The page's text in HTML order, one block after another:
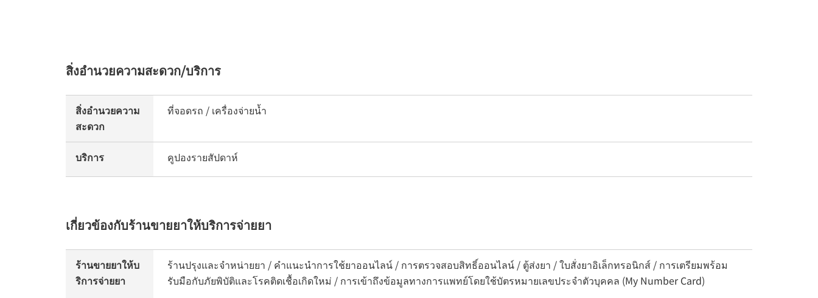
สิ่งอำนวยความสะดวก/บริการ
สิ่งอำนวยความ
สะดวก
ที่จอดรถ / เครื่องจ่ายน้ำ
บริการ คูปองรายสัปดาห์
เกี่ยวข้องกับร้านขายยาให้บริการจ่ายยา
ร้านขายยาให้บ
ริการจ่ายยา
ร้านปรุงและจำหน่ายยา / คำแนะนำการใช้ยาออนไลน์ / การตรวจสอบสิทธิ์ออนไลน์ / ตู้ส่งยา / ใบสั่งยาอิเล็กทรอนิกส์ / การเตรียมพร้อม
รับมือกับภัยพิบัติและโรคติดเชื้อเกิดใหม่ / การเข้าถึงข้อมูลทางการแพทย์โดยใช้บัตรหมายเลขประจำตัวบุคคล (My Number Card)